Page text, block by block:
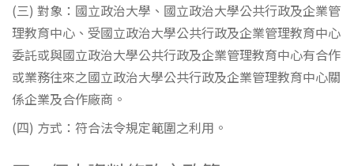
(三) 對象：國立政治大學、國立政治大學公共行政及企業管
理教育中心、受國立政治大學公共行政及企業管理教育中心
委託或與國立政治大學公共行政及企業管理教育中心有合作
或業務往來之國立政治大學公共行政及企業管理教育中心關
係企業及合作廠商。
(四) 方式：符合法令規定範圍之利用。